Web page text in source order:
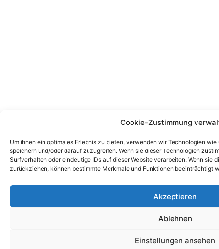
Cookie-Zustimmung
Um ihnen ein optimales Erlebnis zu bieten, verwenden wir Technologien
speichern und/oder darauf zuzugreifen. Wenn sie dieser Technologien
Surfverhalten oder eindeutige IDs auf dieser Website verarbeiten. Wenn sie
zurückziehen, können bestimmte Merkmale und Funktionen beeinträchtigt
Akzeptieren
Ablehnen
Einstellungen ansehen